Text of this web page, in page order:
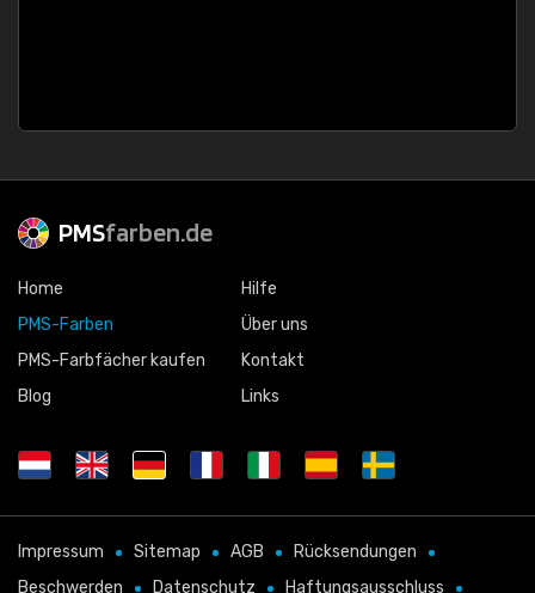
PMSfarben.de
Home
PMS-Farben
PMS-Farbfächer kaufen
Blog
Hilfe
Über uns
Kontakt
Links
Impressum Sitemap AGB
Rücksendungen
Beschwerden
Datenschutz Haftungsausschluss